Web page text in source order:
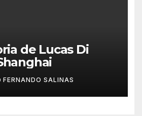
de Lucas Di
FERNANDO SALINAS